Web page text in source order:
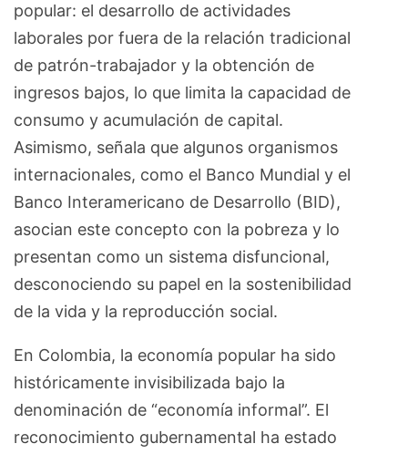
popular: el desarrollo de actividades
laborales por fuera de la relación tradicional
de patrón-trabajador y la obtención de
ingresos bajos, lo que limita la capacidad de
consumo y acumulación de capital.
Asimismo, señala que algunos organismos
internacionales, como el Banco Mundial y el
Banco Interamericano de Desarrollo (BID),
asocian este concepto con la pobreza y lo
presentan como un sistema disfuncional,
desconociendo su papel en la sostenibilidad
de la vida y la reproducción social.
En Colombia, la economía popular ha sido
históricamente invisibilizada bajo la
denominación de “economía informal”. El
reconocimiento gubernamental ha estado